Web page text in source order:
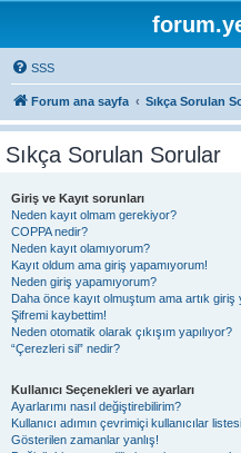
SSS
Forum ana sayfa Sıkça Sorulan
Sıkça Sorulan Sorular
Giriş ve Kayıt sorunları
Neden kayıt olmam gerekiyor?
COPPA nedir?
Neden kayıt olamıyorum?
Kayıt oldum ama giriş yapamıyorum!
Neden giriş yapamıyorum?
Daha önce kayıt olmuştum ama artık giriş
Şifremi kaybettim!
Neden otomatik olarak çıkışım yapılıyor?
“Çerezleri sil” nedir?
Kullanıcı Seçenekleri ve ayarları
Ayarlarımı nasıl değiştirebilirim?
Kullanıcı adımın çevrimiçi kullanıcılar
Gösterilen zamanlar yanlış!